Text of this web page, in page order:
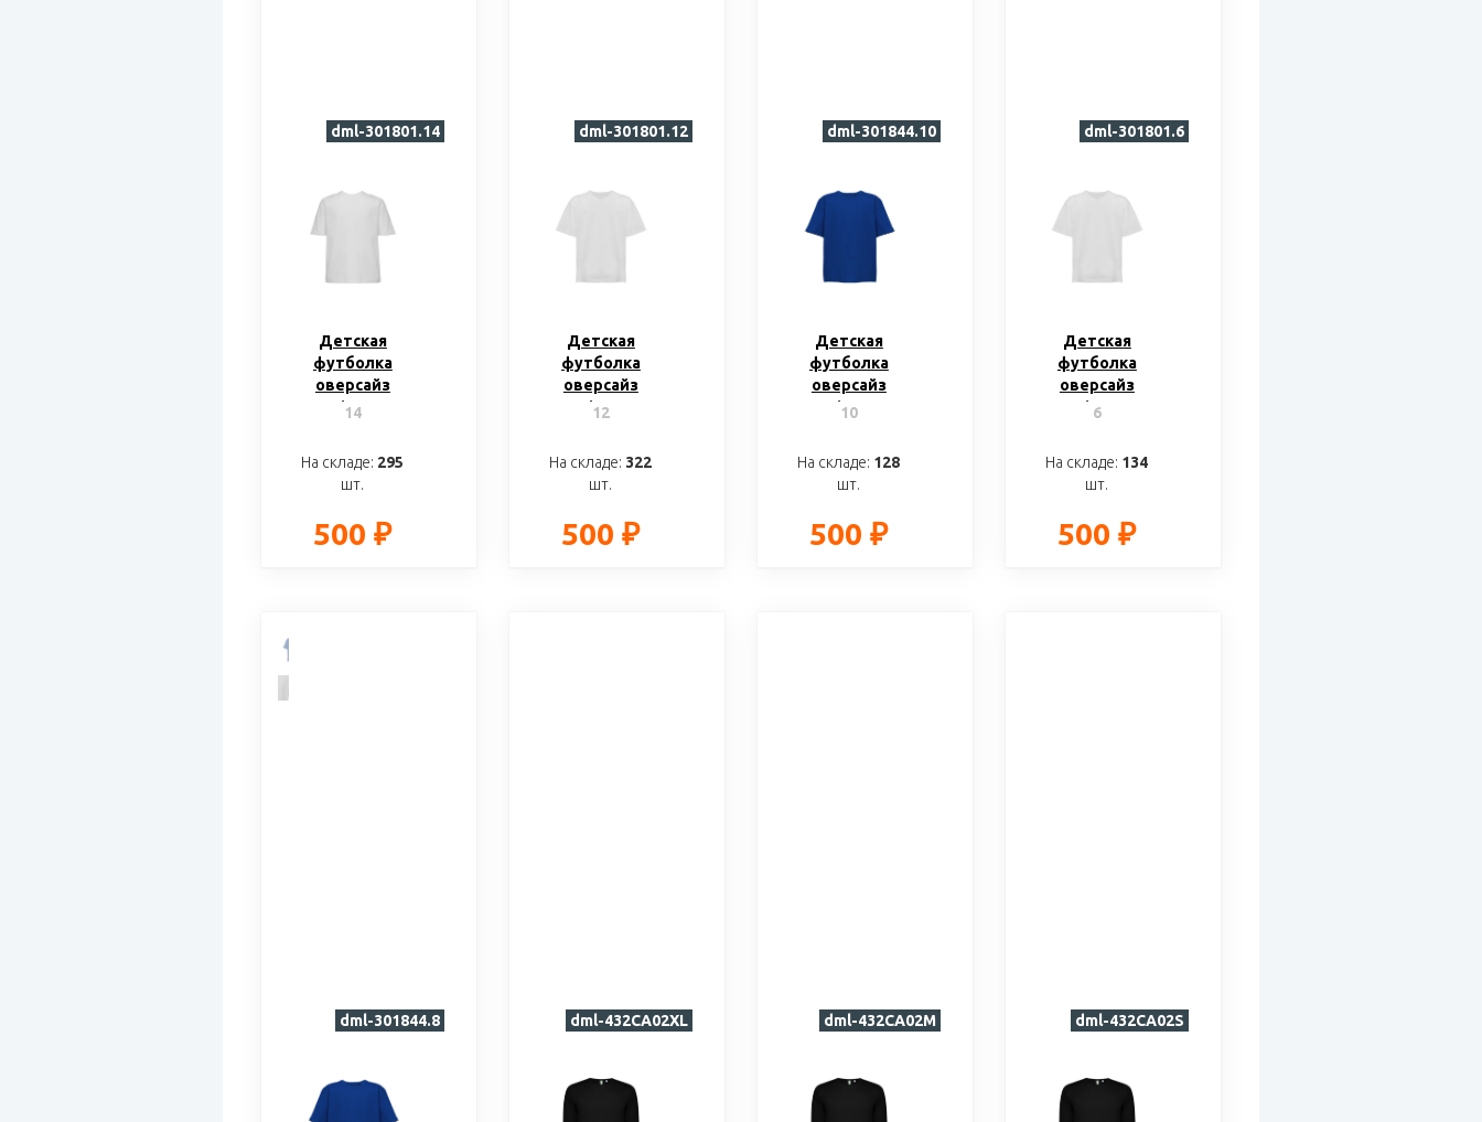
Детская
футболка
оверсайз
«Liyon»
14
На складе: 295
шт.
500 ₽
dml-301801.14
Детская
футболка
оверсайз
«Liyon»
12
На складе: 322
шт.
500 ₽
dml-301801.12
Детская
футболка
оверсайз
«Liyon»
10
На складе: 128
шт.
500 ₽
dml-301844.10
Детская
футболка
оверсайз
«Liyon»
6
На складе: 134
шт.
500 ₽
dml-301801.6
dml-301844.8 dml-432CA02XL dml-432CA02M dml-432CA02S